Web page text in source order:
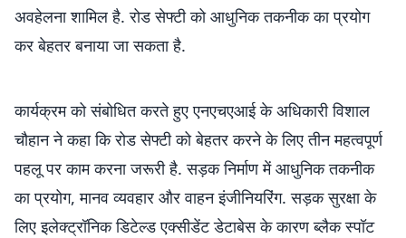
अवहेलना शामिल है. रोड सेफ्टी को आधुनिक तकनीक का प्रयोग
कर बेहतर बनाया जा सकता है.
कार्यक्रम को संबोधित करते हुए एनएचएआई के अधिकारी विशाल
चौहान ने कहा कि रोड सेफ्टी को बेहतर करने के लिए तीन महत्वपूर्ण
पहलू पर काम करना जरूरी है. सड़क निर्माण में आधुनिक तकनीक
का प्रयोग, मानव व्यवहार और वाहन इंजीनियरिंग. सड़क सुरक्षा के
लिए इलेक्ट्रॉनिक डिटेल्ड एक्सीडेंट डेटाबेस के कारण ब्लैक स्पॉट